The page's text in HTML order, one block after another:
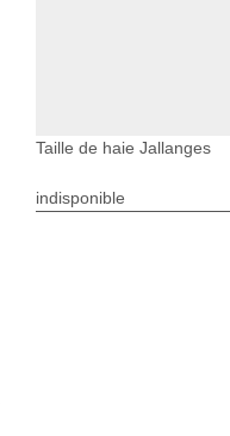
Taille de haie Jallanges
indisponible